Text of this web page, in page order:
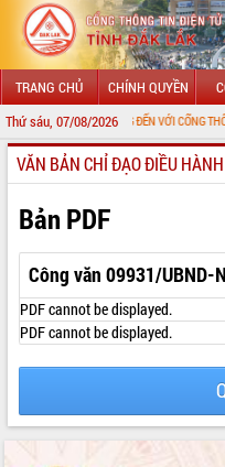
TRANG CHỦ CHÍNH QUYỀN
Thứ sáu, 07/08/2026
CHÀO MỪNG ĐẾN VỚI CỔNG THÔNG TIN
GIỚI THIỆU
LÃNH ĐẠO UBND TỈNH
TIN TỨC SỰ KIỆN
SỞ, BAN, NGÀNH
UBND CÁC XÃ, PHƯỜNG
HỆ THỐNG VĂN BẢN
VĂN BẢN CHỈ ĐẠO ĐIỀU HÀNH
Bản PDF
Công văn 09931/UBND-
PDF cannot be displayed.
PDF cannot be displayed.